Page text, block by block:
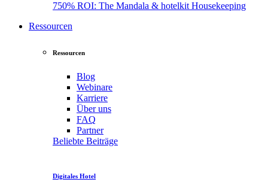
750% ROI: The Mandala & hotelkit Housekeeping
Ressourcen
Ressourcen
Blog
Webinare
Karriere
Über uns
FAQ
Partner
Beliebte Beiträge
Digitales Hotel